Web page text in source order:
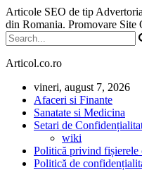
Articole SEO de tip
din Romania. Promovare Site
Articol.co.ro
vineri, august 7, 2026
Afaceri si Finante
Sanatate si Medicina
Setari de
wiki
Politică privind fișierele
Politică de